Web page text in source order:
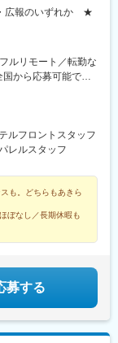
・広報のいずれか ★
ルリモート／転勤な
国から応募可能で
渋谷区千駄ヶ谷3-
クセス＞・東京メ
国立競技場駅」A4
！◎安心して上京
◎独り立ち後はリモ
も。遠方の方はフル
わせて、柔軟な働
ルフロントスタッフ
レルスタッフ
も。どちらもあきら
ぼなし／長期休暇も
募する